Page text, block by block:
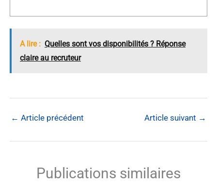
A lire : Quelles sont vos disponibilités ? Réponse
claire au recruteur
← Article précédent Article suivant →
Publications similaires